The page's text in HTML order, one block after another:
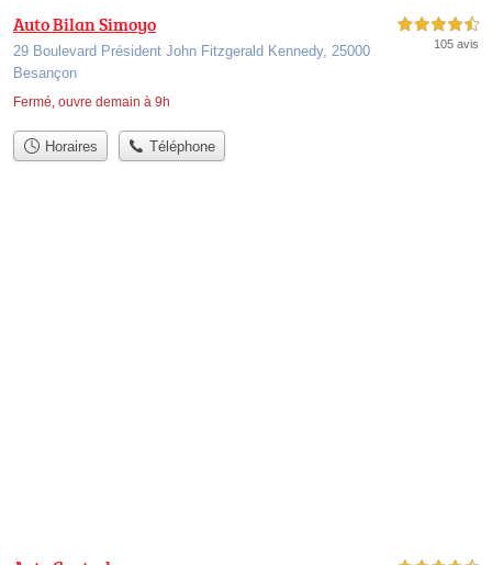
Auto Bilan Simoyo
29 Boulevard Président John Fitzgerald Kennedy, 25000
Besançon
Fermé, ouvre demain à 9h
4,5 étoiles sur 5
105 avis
Horaires Téléphone